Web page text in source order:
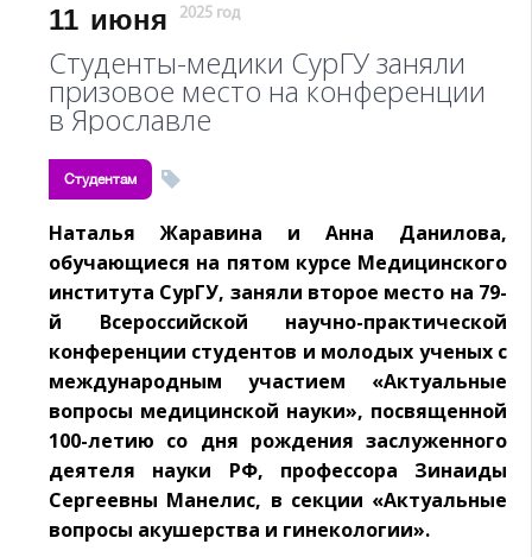
11 июня 2025 год
Студенты-медики СурГУ заняли
призовое место на конференции
в Ярославле
Студентам
Наталья Жаравина и Анна Данилова,
обучающиеся на пятом курсе Медицинского
института СурГУ, заняли второе место на 79-
й Всероссийской научно-практической
конференции студентов и молодых ученых с
международным участием «Актуальные
вопросы медицинской науки», посвященной
100-летию со дня рождения заслуженного
деятеля науки РФ, профессора Зинаиды
Сергеевны Манелис, в секции «Актуальные
вопросы акушерства и гинекологии».